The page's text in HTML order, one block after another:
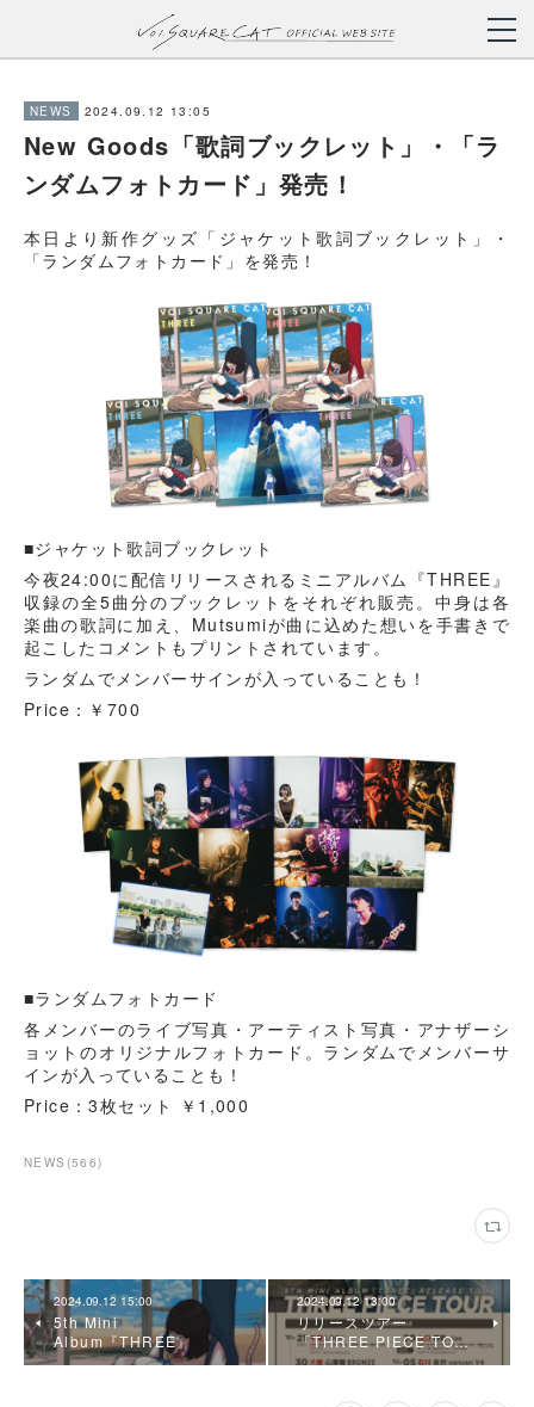
NEWS 2024.09.12 13:05
New Goods「歌詞ブックレット」・「ラ
ンダムフォトカード」発売！
本日より新作グッズ「ジャケット歌詞ブックレット」・
「ランダムフォトカード」を発売！
■ジャケット歌詞ブックレット
今夜24:00に配信リリースされるミニアルバム『THREE』
収録の全5曲分のブックレットをそれぞれ販売。中身は各
楽曲の歌詞に加え、Mutsumiが曲に込めた想いを手書きで
起こしたコメントもプリントされています。
ランダムでメンバーサインが入っていることも！
Price：￥700
■ランダムフォトカード
各メンバーのライブ写真・アーティスト写真・アナザーシ
ョットのオリジナルフォトカード。ランダムでメンバーサ
インが入っていることも！
Price：3枚セット ￥1,000
NEWS (566)
2024.09.12 15:00
5th Mini
Album『THREE』
2024.09.12 13:00
リリースツアー
「THREE PIECE TO…